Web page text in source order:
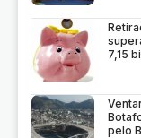
7,15
pelo